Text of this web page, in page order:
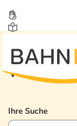
Wer
Ihre Suche